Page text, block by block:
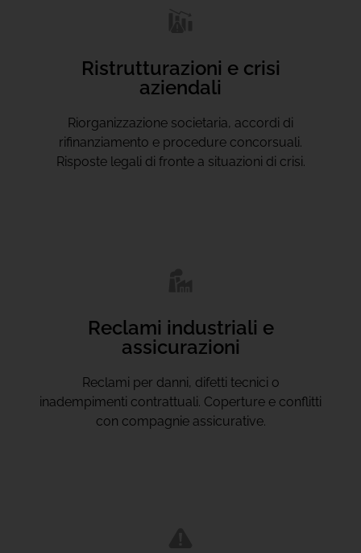
Ristrutturazioni e crisi
aziendali
Riorganizzazione societaria, accordi di
rifinanziamento e procedure concorsuali.
Risposte legali di fronte a situazioni di crisi.
Reclami industriali e
assicurazioni
Reclami per danni, difetti tecnici o
inadempimenti contrattuali. Coperture e conflitti
con compagnie assicurative.